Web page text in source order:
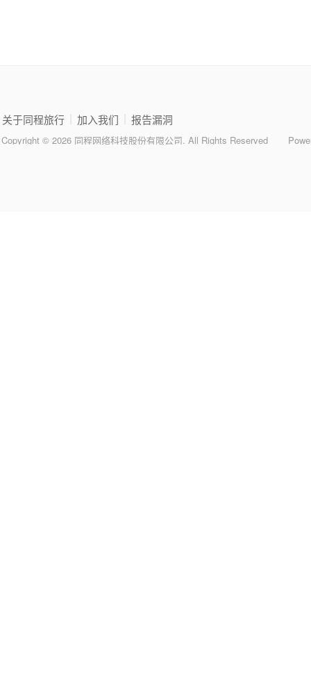
关于同程旅行 加入我们 报告漏洞
Copyright © 2026 同程网络科技股份有限公司. All Rights Reserved